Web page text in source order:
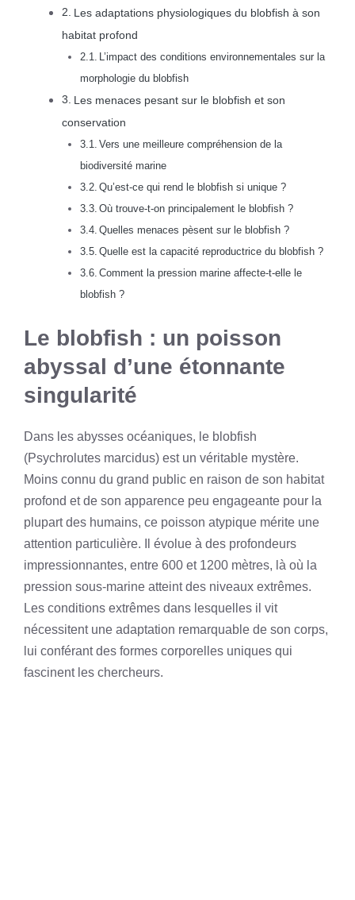
Les adaptations physiologiques du blobfish à son
habitat profond
L’impact des conditions environnementales sur la
morphologie du blobfish
Les menaces pesant sur le blobfish et son
conservation
Vers une meilleure compréhension de la
biodiversité marine
Qu’est-ce qui rend le blobfish si unique ?
Où trouve-t-on principalement le blobfish ?
Quelles menaces pèsent sur le blobfish ?
Quelle est la capacité reproductrice du blobfish ?
Comment la pression marine affecte-t-elle le
blobfish ?
Le blobfish : un poisson
abyssal d’une étonnante
singularité
Dans les abysses océaniques, le blobfish
(Psychrolutes marcidus) est un véritable mystère.
Moins connu du grand public en raison de son habitat
profond et de son apparence peu engageante pour la
plupart des humains, ce poisson atypique mérite une
attention particulière. Il évolue à des profondeurs
impressionnantes, entre 600 et 1200 mètres, là où la
pression sous-marine atteint des niveaux extrêmes.
Les conditions extrêmes dans lesquelles il vit
nécessitent une adaptation remarquable de son corps,
lui conférant des formes corporelles uniques qui
fascinent les chercheurs.